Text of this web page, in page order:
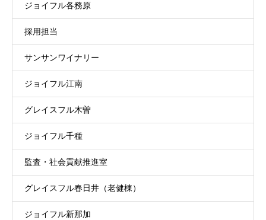
ジョイフル各務原
採用担当
サンサンワイナリー
ジョイフル江南
グレイスフル木曽
ジョイフル千種
監査・社会貢献推進室
グレイスフル春日井（老健棟）
ジョイフル新那加